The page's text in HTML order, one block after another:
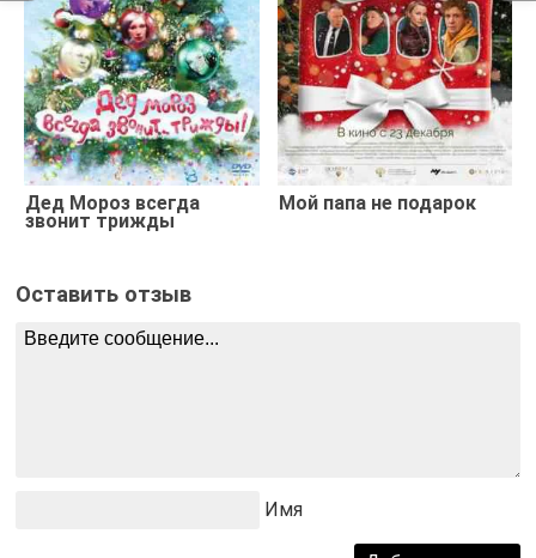
Дед Мороз всегда
звонит трижды
Мой папа не подарок
Оставить отзыв
Имя